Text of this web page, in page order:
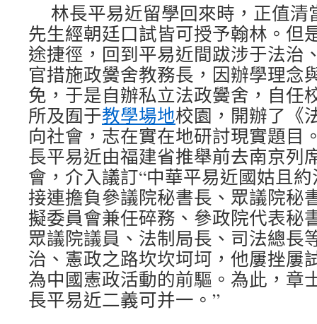
林長平易近留學回來時，正值
先生經朝廷口試皆可授予翰林。但
途捷徑，回到平易近間跋涉于法治
官措施政黌舍教務長，因辦學理念
免，于是自辦私立法政黌舍，自任
所及囿于教學場地校園，開辦了《
向社會，志在實在地研討現實題目
長平易近由福建省推舉前去南京列
會，介入議訂“中華平易近國姑且
接連擔負參議院秘書長、眾議院秘
擬委員會兼任碎務、參政院代表秘
眾議院議員、法制局長、司法總長
治、憲政之路坎坎坷坷，他屢挫屢
為中國憲政活動的前驅。為此，章
長平易近二義可并一。”